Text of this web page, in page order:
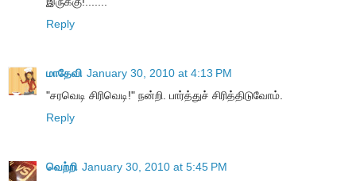
Reply
மாதேவி January 30, 2010 at 4:13 PM
"சரவெடி சிரிவெடி!" நன்றி. பார்த்துச் சிரித்திடுவோம்.
Reply
வெற்றி January 30, 2010 at 5:45 PM